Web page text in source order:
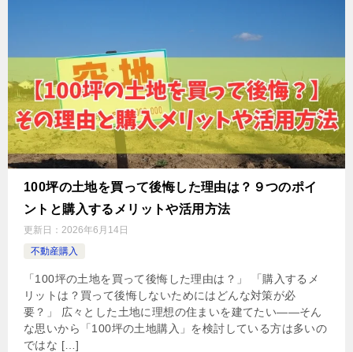
100坪の土地を買って後悔した理由は？９つのポイ
ントと購入するメリットや活用方法
更新日： 2026年6月14日
不動産購入
「100坪の土地を買って後悔した理由は？」 「購入するメ
リットは？買って後悔しないためにはどんな対策が必
要？」 広々とした土地に理想の住まいを建てたい——そん
な思いから「100坪の土地購入」を検討している方は多いの
ではな […]